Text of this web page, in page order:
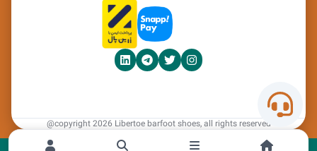
@copyright 2026 Libertoe barfoot shoes, all rights reserved